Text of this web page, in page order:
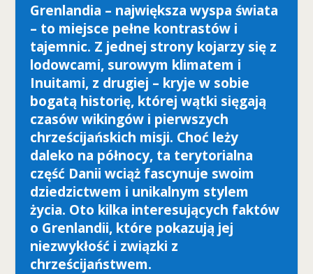
Grenlandia – największa wyspa świata
– to miejsce pełne kontrastów i
tajemnic. Z jednej strony kojarzy się z
lodowcami, surowym klimatem i
Inuitami, z drugiej – kryje w sobie
bogatą historię, której wątki sięgają
czasów wikingów i pierwszych
chrześcijańskich misji. Choć leży
daleko na północy, ta terytorialna
część Danii wciąż fascynuje swoim
dziedzictwem i unikalnym stylem
życia. Oto kilka interesujących faktów
o Grenlandii, które pokazują jej
niezwykłość i związki z
chrześcijaństwem.
S
t
a
t
y
s
t
y
k
a
b
y
ś
m
y
m